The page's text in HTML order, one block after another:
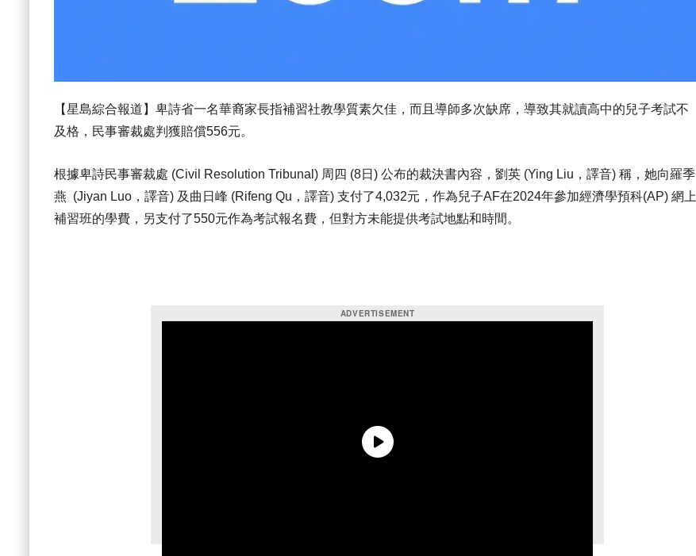
【星島綜合報道】卑詩省一名華裔家長指補習社教學質素欠佳，而且導師多次缺席，導致其就讀高中的兒子考試不
及格，民事審裁處判獲賠償556元。
根據卑詩民事審裁處 (Civil Resolution Tribunal) 周四 (8日) 公布的裁決書內容，劉英 (Ying Liu，譯音) 稱，她向羅季
燕 (Jiyan Luo，譯音) 及曲日峰 (Rifeng Qu，譯音) 支付了4,032元，作為兒子AF在2024年參加經濟學預科(AP) 網上
補習班的學費，另支付了550元作為考試報名費，但對方未能提供考試地點和時間。